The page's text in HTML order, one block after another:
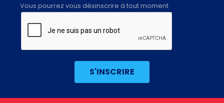
Vous pourrez vous désinscrire à tout moment